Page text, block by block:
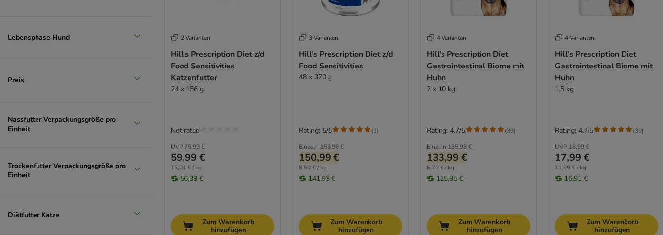
Lebensphase Hund
Preis
Nassfutter Verpackungsgröße pro
Einheit
Trockenfutter Verpackungsgröße pro
Einheit
Diätfutter Katze
2 Varianten
Hill's Prescription Diet z/d
Food Sensitivities
Katzenfutter
24 x 156 g
UVP 75,99 €
59,99 €
16,04 € / kg
56,39 €
Not rated
Zum Warenkorb
hinzufügen
3 Varianten
Hill's Prescription Diet z/d
Food Sensitivities
48 x 370 g
Einzeln 153,96 €
150,99 €
8,50 € / kg
141,93 €
Rating: 5/5 (1)
Zum Warenkorb
hinzufügen
4 Varianten
Hill's Prescription Diet
Gastrointestinal Biome mit
Huhn
2 x 10 kg
Einzeln 135,98 €
133,99 €
6,70 € / kg
125,95 €
Rating: 4.7/5 (39)
Zum Warenkorb
hinzufügen
4 Varianten
Hill's Prescription Diet
Gastrointestinal Biome mit
Huhn
1,5 kg
UVP 18,99 €
17,99 €
11,99 € / kg
16,91 €
Rating: 4.7/5 (39)
Zum Warenkorb
hinzufügen